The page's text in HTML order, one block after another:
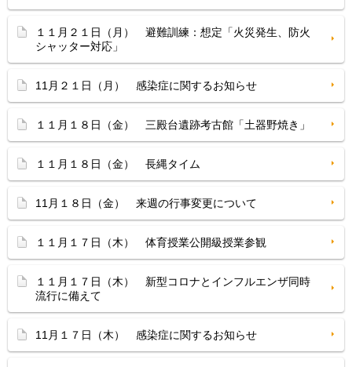
１１月２１日（月） 避難訓練：想定「火災発生、防火
シャッター対応」
11月２１日（月） 感染症に関するお知らせ
１１月１８日（金） 三殿台遺跡考古館「土器野焼き」
１１月１８日（金） 長縄タイム
11月１８日（金） 来週の行事変更について
１１月１７日（木） 体育授業公開級授業参観
１１月１７日（木） 新型コロナとインフルエンザ同時
流行に備えて
11月１７日（木） 感染症に関するお知らせ